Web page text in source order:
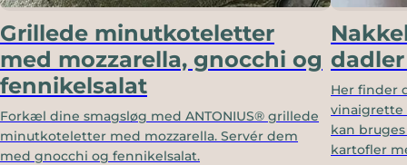
Grillede minutkoteletter
med mozzarella, gnocchi og
fennikelsalat
Forkæl dine smagsløg med ANTONIUS® grillede
minutkoteletter med mozzarella. Servér dem
med gnocchi og fennikelsalat.
Her finder
vinaigrette
kan
kartofler